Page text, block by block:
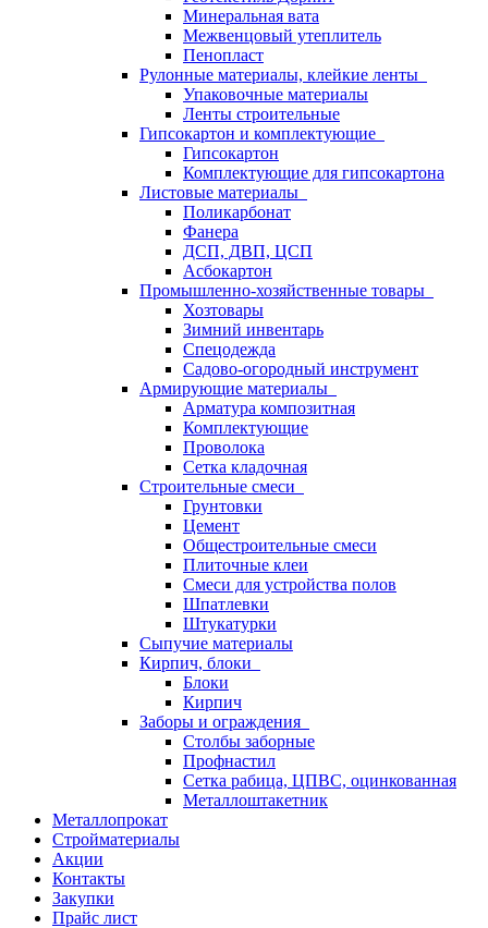
Минеральная вата
Межвенцовый утеплитель
Пенопласт
Рулонные материалы, клейкие ленты
Упаковочные материалы
Ленты строительные
Гипсокартон и комплектующие
Гипсокартон
Комплектующие для гипсокартона
Листовые материалы
Поликарбонат
Фанера
ДСП, ДВП, ЦСП
Асбокартон
Промышленно-хозяйственные товары
Хозтовары
Зимний инвентарь
Спецодежда
Садово-огородный инструмент
Армирующие материалы
Арматура композитная
Комплектующие
Проволока
Сетка кладочная
Строительные смеси
Грунтовки
Цемент
Общестроительные смеси
Плиточные клеи
Смеси для устройства полов
Шпатлевки
Штукатурки
Сыпучие материалы
Кирпич, блоки
Блоки
Кирпич
Заборы и ограждения
Столбы заборные
Профнастил
Сетка рабица, ЦПВС, оцинкованная
Металлоштакетник
Металлопрокат
Стройматериалы
Акции
Контакты
Закупки
Прайс лист